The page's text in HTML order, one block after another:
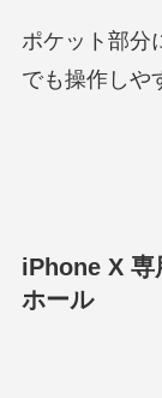
ポケット部分
でも操作しや
iPhone X 専
ホール